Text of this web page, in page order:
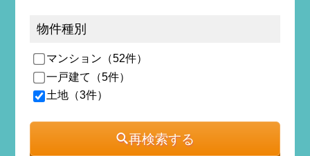
物件種別
マンション（52件）
一戸建て（5件）
土地（3件）
再検索する